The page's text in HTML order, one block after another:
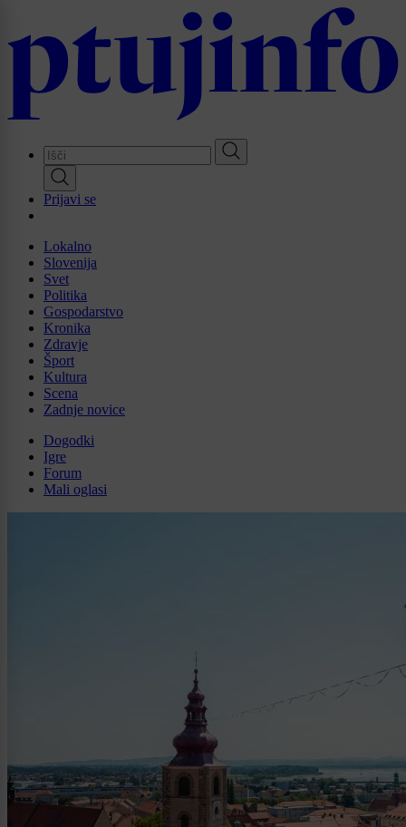
main
Prijavi se
Lokalno
Slovenija
Svet
Politika
Gospodarstvo
Kronika
Zdravje
Šport
Kultura
Scena
Zadnje novice
Dogodki
Igre
Forum
Mali oglasi